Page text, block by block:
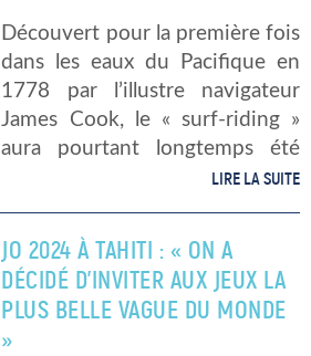
Découvert pour la première fois
dans les eaux du Pacifique en
1778 par l’illustre navigateur
James Cook, le « surf-riding »
aura pourtant longtemps été
exclusivement pratiqué sur les
le XVe siècle. A ce jour, le
monde […]
LIRE LA SUITE
JO 2024 À TAHITI : « ON A
DÉCIDÉ D’INVITER AUX JEUX LA
PLUS BELLE VAGUE DU MONDE
»